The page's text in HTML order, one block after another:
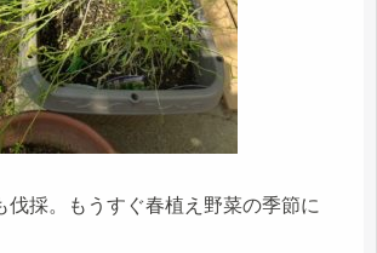
伐採。もうすぐ春植え野菜の季節に